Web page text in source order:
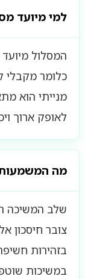
למי מיועד
המסלול
כלומר מקבלי
מנייתי הוא
לאופק ארוך
מה
שלב המשיכה
צובר חיסכון
בזהירות
במשיכות